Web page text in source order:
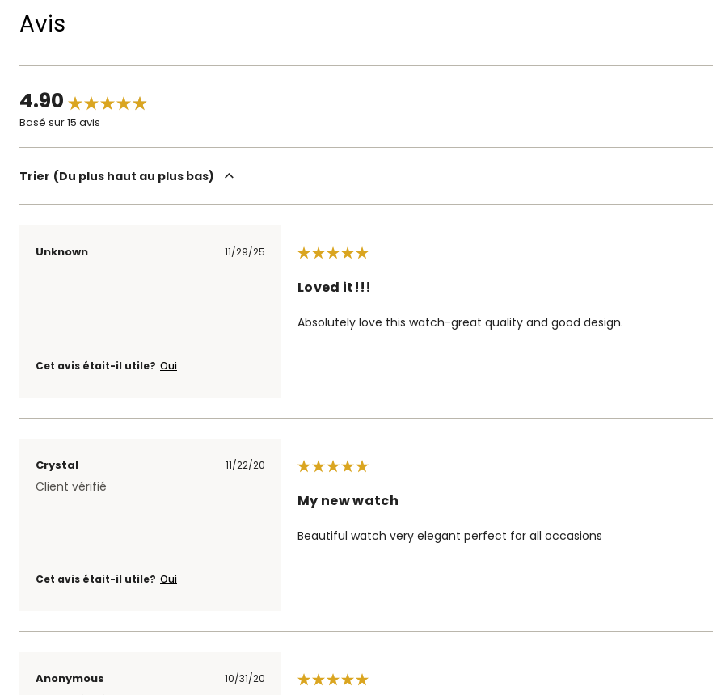
Avis
4.90
Basé sur 15 avis
Trier Du plus haut au plus bas
Unknown 11/29/25
Cet avis était-il utile? Oui
Loved it!!!
Absolutely love this watch-great quality and good design.
Crystal 11/22/20
Client vérifié
Cet avis était-il utile? Oui
My new watch
Beautiful watch very elegant perfect for all occasions
Anonymous 10/31/20